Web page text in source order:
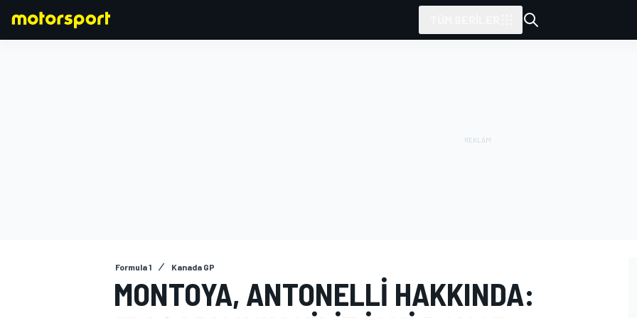
Formula 1 Kanada GP
MONTOYA, ANTONELLI HAKKINDA: